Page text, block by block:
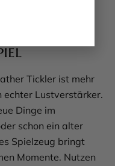
Tickler ist mehr
echter Lustverstärker.
Dinge im
schon ein alter
Spielzeug bringt
Momente. Nutzen